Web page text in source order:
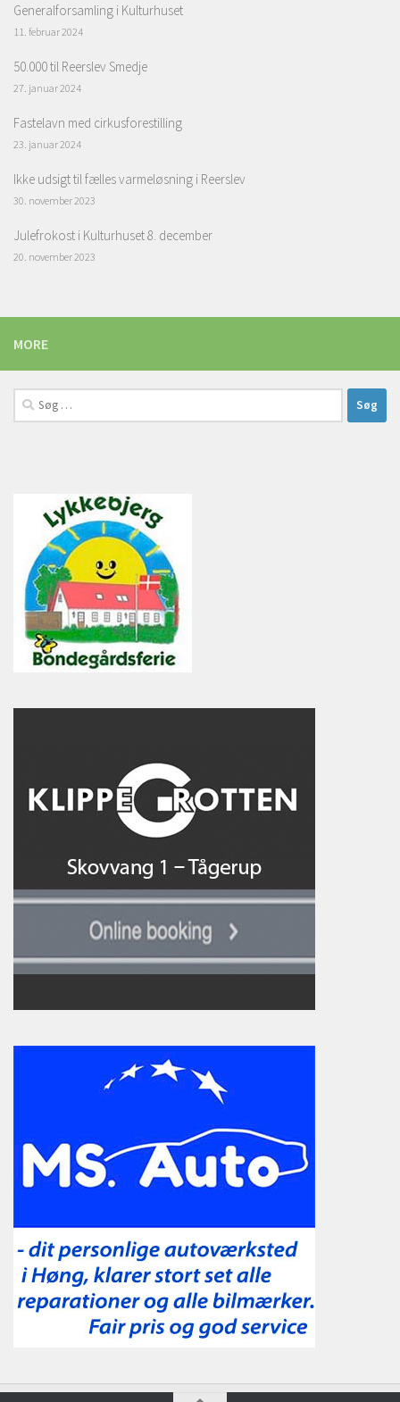
Generalforsamling i Kulturhuset
11. februar 2024
50.000 til Reerslev Smedje
27. januar 2024
Fastelavn med cirkusforestilling
23. januar 2024
Ikke udsigt til fælles varmeløsning i Reerslev
30. november 2023
Julefrokost i Kulturhuset 8. december
20. november 2023
MORE
Søg
efter: